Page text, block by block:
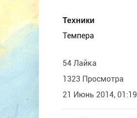
Техники
Темпера
54 Лайка
1323 Просмотра
21 Июнь 2014, 01:19